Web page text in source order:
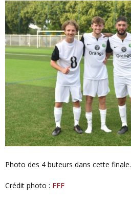
Photo des 4 buteurs dans cette finale.
Crédit photo : FFF